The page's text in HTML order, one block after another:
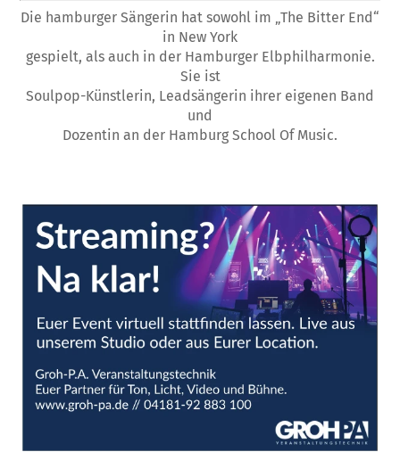
Die hamburger Sängerin hat sowohl im „The Bitter End“
in New York
gespielt, als auch in der Hamburger Elbphilharmonie.
Sie ist
Soulpop-Künstlerin, Leadsängerin ihrer eigenen Band
und
Dozentin an der Hamburg School Of Music.